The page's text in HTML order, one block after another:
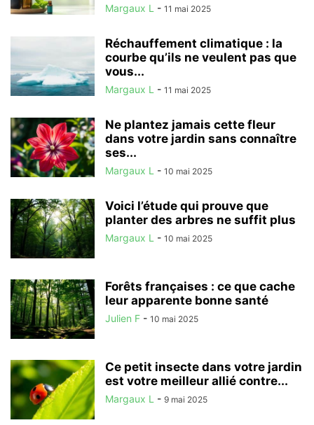
Margaux L - 11 mai 2025
Réchauffement climatique : la
courbe qu’ils ne veulent pas que
vous...
Margaux L - 11 mai 2025
Ne plantez jamais cette fleur
dans votre jardin sans connaître
ses...
Margaux L - 10 mai 2025
Voici l’étude qui prouve que
planter des arbres ne suffit plus
Margaux L - 10 mai 2025
Forêts françaises : ce que cache
leur apparente bonne santé
Julien F - 10 mai 2025
Ce petit insecte dans votre jardin
est votre meilleur allié contre...
Margaux L - 9 mai 2025